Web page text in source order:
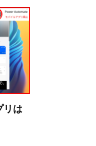
リは